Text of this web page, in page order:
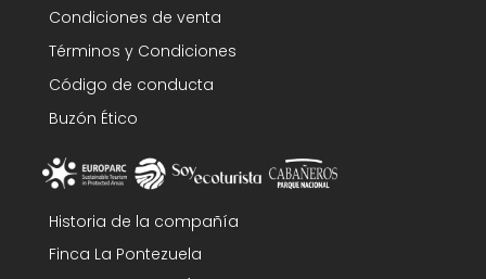
Condiciones de venta
Términos y Condiciones
Código de conducta
Buzón Ético
Historia de la compañía
Finca La Pontezuela